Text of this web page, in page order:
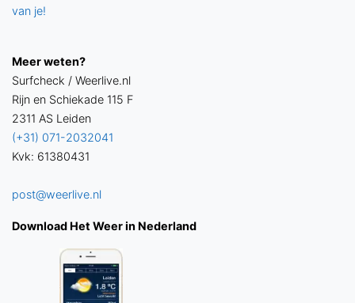
van je!
Meer weten?
Surfcheck / Weerlive.nl
Rijn en Schiekade 115 F
2311 AS Leiden
(+31) 071-2032041
Kvk: 61380431
post@weerlive.nl
Download Het Weer in Nederland